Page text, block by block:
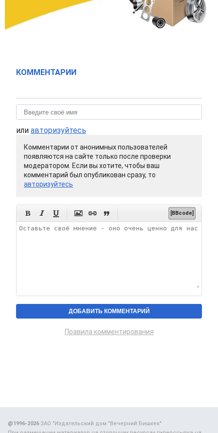
КОММЕНТАРИИ
или авторизуйтесь
Комментарии от анонимных пользователей
появляются на сайте только после проверки
модератором. Если вы хотите, чтобы ваш
комментарий был опубликован сразу, то
авторизуйтесь
      [BBcode]
Правила комментирования
@1996-2026ЗАО "Издательский дом "Вечерний Бишкек"